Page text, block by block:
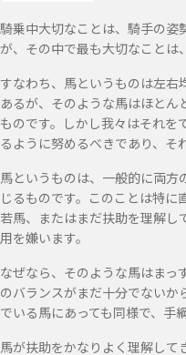
騎乗中大切なことは、騎手の姿
が、その中で最も大切なことは
すなわち、馬というものは左右
あるが、そのような馬はほと
ものです。しかし我々はそれを
るように努めるべきであり、そ
馬というものは、一般的に両
じるものです。このことは特
若馬、またはまだ扶助を理解し
用を嫌います。
なぜなら、そのような馬はまっ
のバランスがまだ十分でないか
でいる馬にあっても同様で、手
馬が扶助をかなりよく理解して